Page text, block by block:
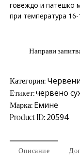
говеждо и патешко
при температура 16-
Категория:
Етикет:червено
Марка:Емине
Product ID:20594
Описание